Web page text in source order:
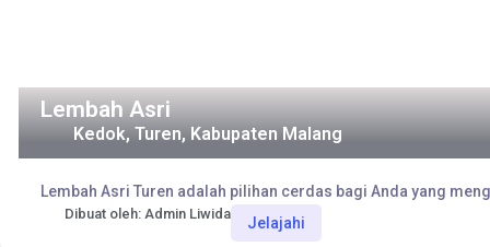
Lembah Asri
Kedok, Turen, Kabupaten Malang
Lembah Asri Turen adalah pilihan cerdas bagi Anda yang
Dibuat oleh: Admin Liwida
Jelajahi